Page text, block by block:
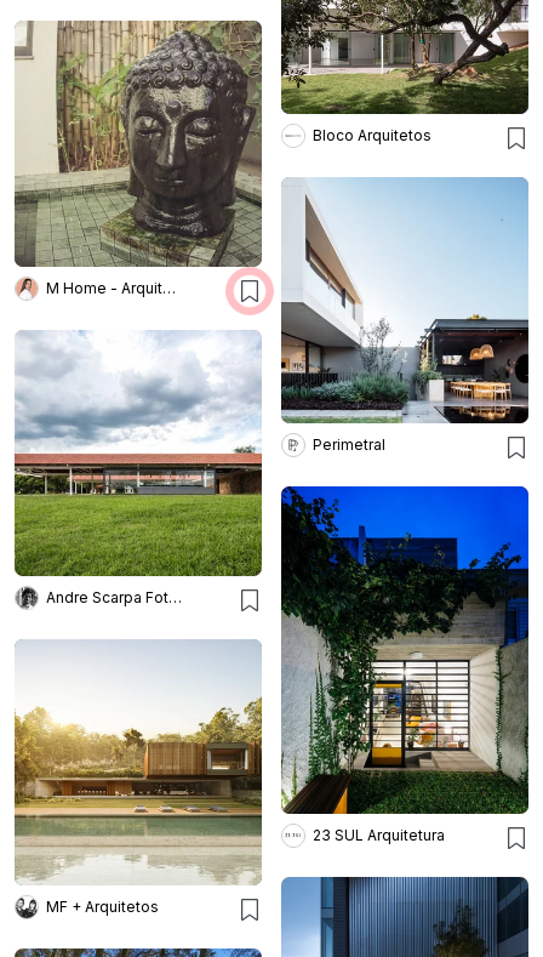
Bloco Arquitetos
M Home - Arquitetura e Interiores
Perimetral
Andre Scarpa Fotografia
23 SUL Arquitetura
MF + Arquitetos